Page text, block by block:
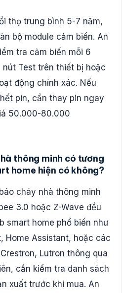
thọ trung bình 5-7 năm,
bộ module cảm biến. An
tra cảm biến mỗi 6
Test trên thiết bị hoặc
động chính xác. Nếu
pin, cần thay pin ngay
50.000-80.000
thông minh có tương
home hiện có không?
cháy nhà thông minh
3.0 hoặc Z-Wave đều
smart home phổ biến như
Home Assistant, hoặc các
Lutron thông qua
cần kiểm tra danh sách
xuất trước khi mua. An